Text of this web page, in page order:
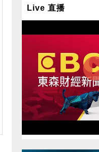
Live 直播